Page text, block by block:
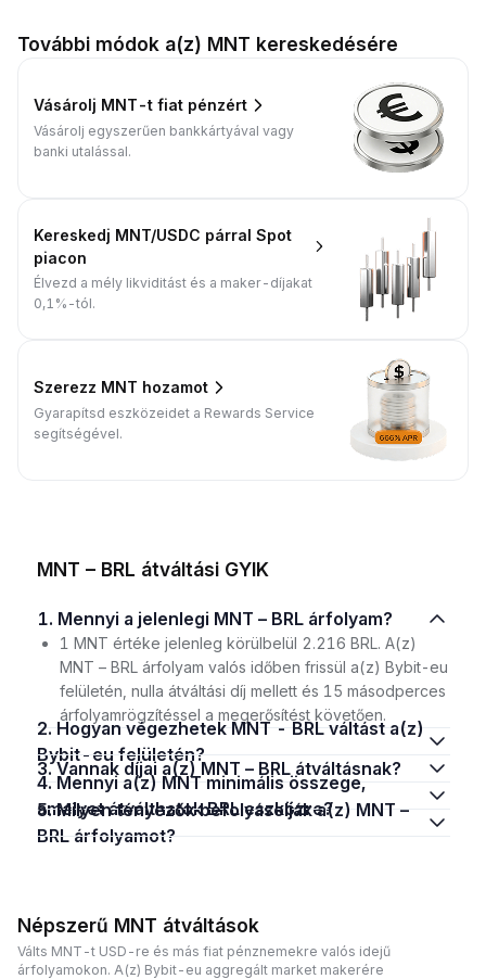
További módok a(z) MNT kereskedésére
Vásárolj MNT-t fiat pénzért
Vásárolj egyszerűen bankkártyával vagy
banki utalással.
Kereskedj MNT/USDC párral Spot
piacon
Élvezd a mély likviditást és a maker-díjakat
0,1%-tól.
Szerezz MNT hozamot
Gyarapítsd eszközeidet a Rewards Service
segítségével.
MNT – BRL átváltási GYIK
1. Mennyi a jelenlegi MNT – BRL árfolyam?
1 MNT értéke jelenleg körülbelül 2.216 BRL. A(z)
MNT – BRL árfolyam valós időben frissül a(z) Bybit-eu
felületén, nulla átváltási díj mellett és 15 másodperces
árfolyamrögzítéssel a megerősítést követően.
2. Hogyan végezhetek MNT - BRL váltást a(z)
Bybit-eu felületén?
3. Vannak díjai a(z) MNT – BRL átváltásnak?
4. Mennyi a(z) MNT minimális összege,
amelyet átválthatok BRL eszközre?
5. Milyen tényezők befolyásolják a(z) MNT –
BRL árfolyamot?
Népszerű MNT átváltások
Válts MNT-t USD-re és más fiat pénznemekre valós idejű
árfolyamokon. A(z) Bybit-eu aggregált market makerére